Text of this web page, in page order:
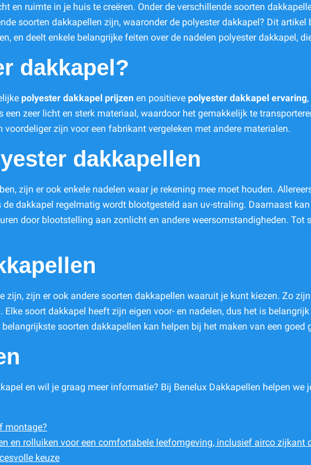
en ruimte in je huis te creëren. Onder de verschillende soorten
soorten dakkapellen zijn, waaronder de polyester dakkapel? Dit
en deelt enkele belangrijke feiten over de nadelen polyester dakkapel,
dakkapel?
polyester dakkapel prijzen en positieve polyester dakkapel ervaring
een zeer licht en sterk materiaal, waardoor het gemakkelijk te
zijn voor een fabrikant vergeleken met andere materialen.
dakkapellen
zijn er ook enkele nadelen waar je rekening mee moet houden.
dakkapel regelmatig wordt blootgesteld aan uv-straling. Daarnaast
door blootstelling aan zonlicht en andere weersomstandigheden. Tot
zijn, zijn er ook andere soorten dakkapellen waaruit je kunt kiezen. Zo
soort dakkapel heeft zijn eigen voor- en nadelen, dus het is
soorten dakkapellen kan helpen bij het maken van een goed
en wil je graag meer informatie? Bij Benelux Dakkapellen helpen we
montage?
en rolluiken voor een comfortabele leefomgeving, inclusief airco zijkant
keuze